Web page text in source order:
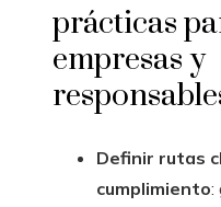
prácticas
empresas y
Definir rutas
cumplimiento: